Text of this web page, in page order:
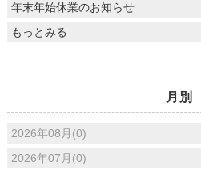
年末年始休業のお知らせ
もっとみる
月別
2026年08月(0)
2026年07月(0)